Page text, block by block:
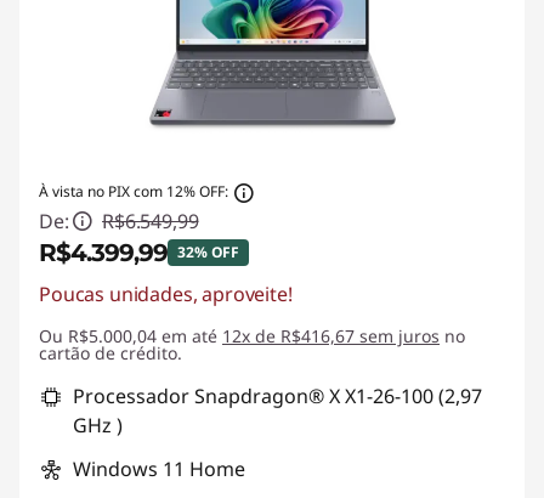
À vista no PIX com 12% OFF:
De: R$6.549,99
R$4.399,99 32% OFF
Economias instantâneas :
Poucas unidades, aproveite!
Ou R$5.000,04 em até 12x de R$416,67 sem juros no
cartão de crédito.
Processador Snapdragon® X X1-26-100 (2,97
GHz )
Windows 11 Home